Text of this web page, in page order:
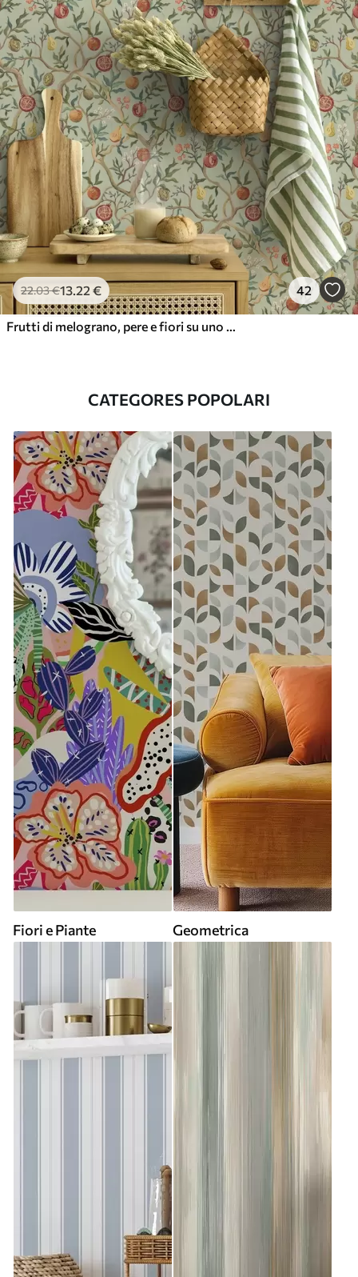
22.03€13.22 € 42
Frutti di melograno, pere e fiori su uno sfondo verde chiaro
CATEGORES POPOLARI
Fiori e Piante Geometrica